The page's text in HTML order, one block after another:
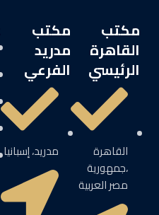
مكتب
القاهرة
الرئيسي
القاهرة
،جمهورية
مصر العربية
مكتب
مدريد
الفرعي
مدريد، إسبانيا